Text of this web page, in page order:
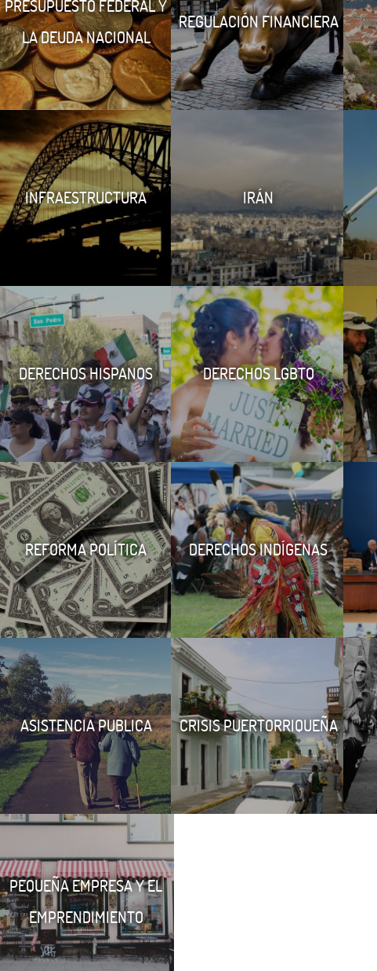
PRESUPUESTO FEDERAL Y
LA DEUDA NACIONAL
REGULACIÓN FINANCIERA
INFRAESTRUCTURA IRÁN
DERECHOS HISPANOS DERECHOS LGBTQ
REFORMA POLÍTICA DERECHOS INDÍGENAS
ASISTENCIA PUBLICA CRISIS PUERTORRIQUEÑA
PEQUEÑA EMPRESA Y EL
EMPRENDIMIENTO